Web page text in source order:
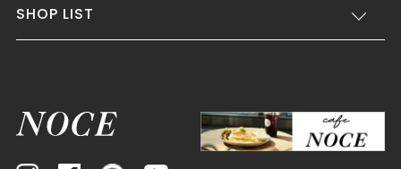
SHOP LIST